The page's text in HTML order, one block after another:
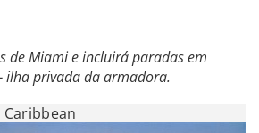
de Miami e incluirá paradas em
ilha privada da armadora.